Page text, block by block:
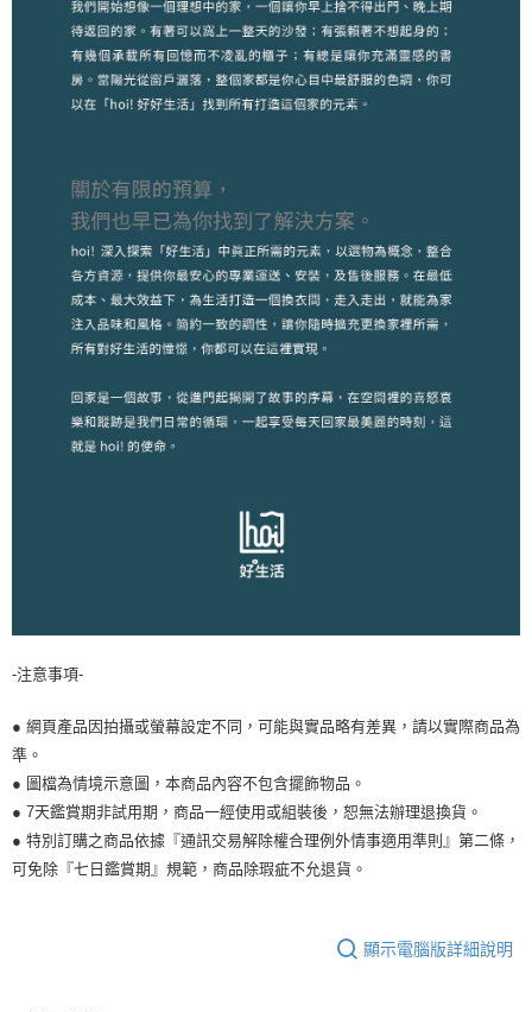
-注意事項-
● 網頁產品因拍攝或螢幕設定不同，可能與實品略有差異，請以實際商品為
準。
● 圖檔為情境示意圖，本商品內容不包含擺飾物品。
● 7天鑑賞期非試用期，商品一經使用或組裝後，恕無法辦理退換貨。
● 特別訂購之商品依據『通訊交易解除權合理例外情事適用準則』第二條，
可免除『七日鑑賞期』規範，商品除瑕疵不允退貨。
顯示電腦版詳細說明